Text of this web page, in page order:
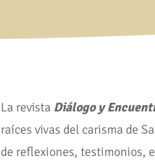
La revista Diálogo y
raíces vivas del carisma de
de reflexiones, testimonios,